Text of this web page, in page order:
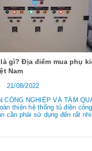
gì? Địa điểm mua phụ
Nam
21/08/2022
CÔNG NGHIỆP VÀ TẦM
thiện hệ thống tủ điện
cần phải sử dụng đến rất
nhau. Vậy các loại phụ
những gì? Chúng có tác